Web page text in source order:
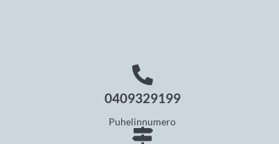
0409329199
Puhelinnumero